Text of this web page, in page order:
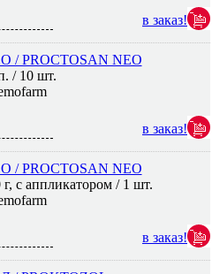
в заказ!
PROCTOSAN NEO
/ 10 шт.
в заказ!
PROCTOSAN NEO
г, с аппликатором / 1 шт.
в заказ!